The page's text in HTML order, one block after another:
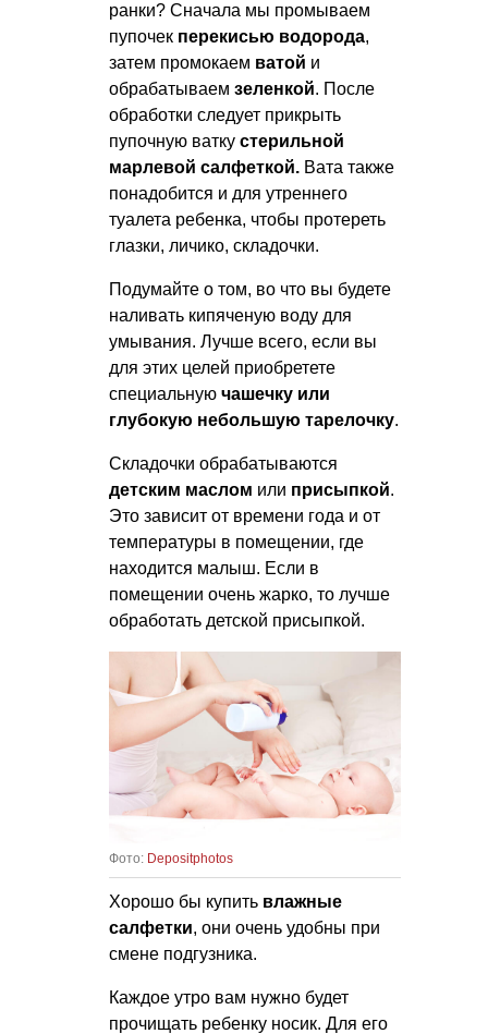
ранки? Сначала мы промываем
пупочек перекисью водорода,
затем промокаем ватой и
обрабатываем зеленкой. После
обработки следует прикрыть
пупочную ватку стерильной
марлевой салфеткой. Вата также
понадобится и для утреннего
туалета ребенка, чтобы протереть
глазки, личико, складочки.
Подумайте о том, во что вы будете
наливать кипяченую воду для
умывания. Лучше всего, если вы
для этих целей приобретете
специальную чашечку или
глубокую небольшую тарелочку.
Складочки обрабатываются
детским маслом или присыпкой.
Это зависит от времени года и от
температуры в помещении, где
находится малыш. Если в
помещении очень жарко, то лучше
обработать детской присыпкой.
Фото: Depositphotos
Хорошо бы купить влажные
салфетки, они очень удобны при
смене подгузника.
Каждое утро вам нужно будет
прочищать ребенку носик. Для его